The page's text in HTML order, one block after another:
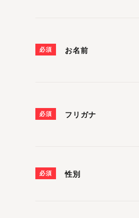
必須 お名前
必須 フリガナ
必須 性別